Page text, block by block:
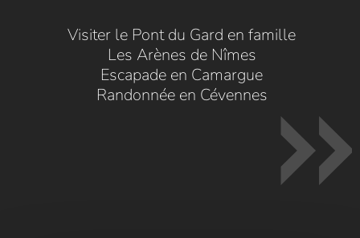
Visiter le Pont du Gard en famille
Les Arènes de Nîmes
Escapade en Camargue
Randonnée en Cévennes